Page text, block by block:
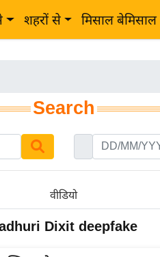
शहरों से मिसाल बेमिसाल
Search
वीडियो
Dixit deepfake